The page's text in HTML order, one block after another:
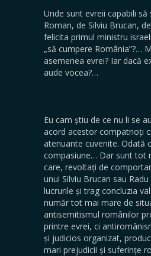
Unde sunt evreii capabili să
Roman, de Silviu Brucan,
felicita primul ministru
„să cumpere România”?…
asemenea evrei? Iar dacă
aude vocea?…
Eu cam știu de ce nu li se
acord acestor compatrioți
atenuante cuvenite. Odată
compasiune… Dar sunt tot
care, revoltați de
unui Silviu Brucan sau
lucrurile și trag concluzia
număr tot mai mare de
antisemitismul românilor
printre evrei, ci
și judicios organizat,
mari prejudicii și suferințe